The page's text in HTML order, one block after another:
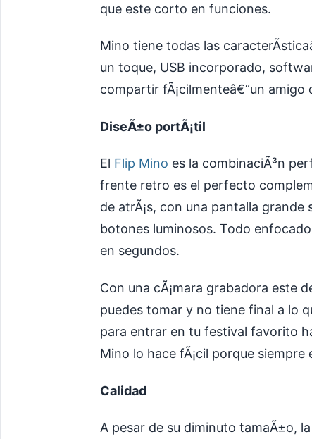
que este corto en funciones.
Mino tiene todas las
un toque, USB incorporado,
compartir fÃ¡cilmenteâ€“un
DiseÃ±o portÃ¡til
El Flip Mino es la combinaciÃ³n
frente retro es el perfecto
de atrÃ¡s, con una pantalla
botones luminosos. Todo
en segundos.
Con una cÃ¡mara grabadora este
puedes tomar y no tiene final a lo
para entrar en tu festival favorito
Mino lo hace fÃ¡cil porque
Calidad
A pesar de su diminuto tamaÃ±o, la